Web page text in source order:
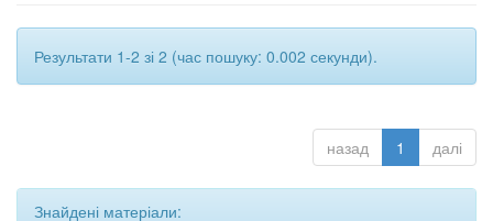
Результати 1-2 зі 2 (час пошуку: 0.002 секунди).
назад 1 далі
Знайдені матеріали: